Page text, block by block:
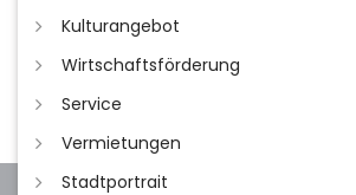
Kulturangebot
Wirtschaftsförderung
Service
Vermietungen
Stadtportrait